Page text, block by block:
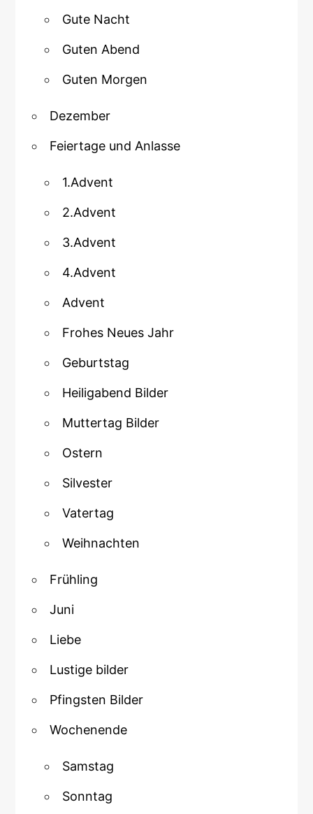
Gute Nacht
Guten Abend
Guten Morgen
Dezember
Feiertage und Anlasse
1.Advent
2.Advent
3.Advent
4.Advent
Advent
Frohes Neues Jahr
Geburtstag
Heiligabend Bilder
Muttertag Bilder
Ostern
Silvester
Vatertag
Weihnachten
Frühling
Juni
Liebe
Lustige bilder
Pfingsten Bilder
Wochenende
Samstag
Sonntag